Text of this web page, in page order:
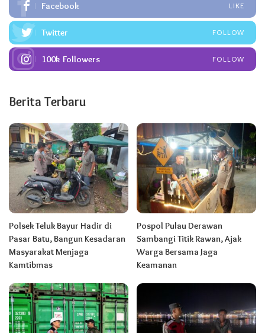
Facebook LIKE
Twitter FOLLOW
100k Followers FOLLOW
Berita Terbaru
Polsek Teluk Bayur Hadir di
Pasar Batu, Bangun Kesadaran
Masyarakat Menjaga
Kamtibmas
Pospol Pulau Derawan
Sambangi Titik Rawan, Ajak
Warga Bersama Jaga
Keamanan